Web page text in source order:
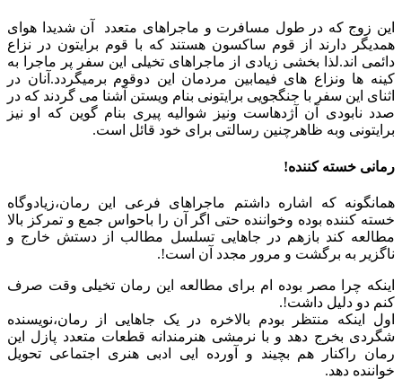
این زوج که در طول مسافرت و ماجراهای متعدد آن شدیدا هوای
همدیگر دارند از قوم ساکسون هستند که با قوم برایتون در نزاع
دائمی اند.لذا بخشی زیادی از ماجراهای تخیلی این سفر پر ماجرا به
کینه ها ونزاع های فیمابین مردمان این دوقوم برمیگردد.آنان در
اثنای این سفر با جنگجویی برایتونی بنام ویستن آشنا می گردند که در
صدد نابودی آن آژدهاست ونیز شوالیه پیری بنام گوین که او نیز
برایتونی وبه ظاهرچنین رسالتی برای خود قائل است.
رمانی خسته کننده!
همانگونه که اشاره داشتم ماجراهای فرعی این رمان،زیادوگاه
خسته کننده بوده وخواننده حتی اگر آن را باحواس جمع و تمرکز بالا
مطالعه کند بازهم در جاهایی تسلسل مطالب از دستش خارج و
ناگزیر به برگشت و مرور مجدد آن است!.
اینکه چرا مصر بوده ام برای مطالعه این رمان تخیلی وقت صرف
کنم دو دلیل داشت!.
اول اینکه منتظر بودم بالاخره در یک جاهایی از رمان،نویسنده
شگردی بخرج دهد و با نرمشی هنرمندانه قطعات متعدد پازل این
رمان راکنار هم بچیند و آورده ایی ادبی هنری اجتماعی تحویل
خواننده دهد.